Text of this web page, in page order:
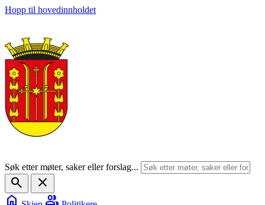
Hopp til hovedinnholdet
Søk etter møter, saker eller forslag...
search
close
home
group